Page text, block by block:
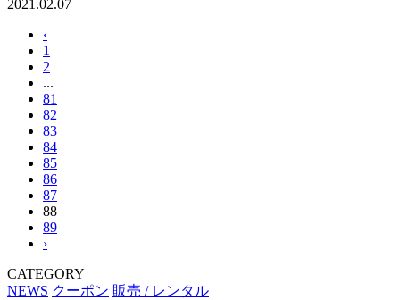
2021.02.07
‹
1
2
...
81
82
83
84
85
86
87
88
89
›
CATEGORY
NEWS クーポン 販売 / レンタル